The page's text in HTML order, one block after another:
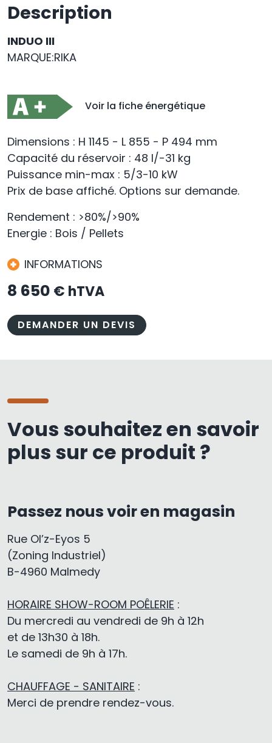
Description
INDUO III
MARQUE:RIKA
Voir la fiche énergétique
Dimensions : H 1145 - L 855 - P 494 mm
Capacité du réservoir : 48 l/-31 kg
Puissance min-max : 5/3-10 kW
Prix de base affiché. Options sur demande.
Rendement : >80%/>90%
Energie : Bois / Pellets
INFORMATIONS
8 650 € hTVA
DEMANDER UN DEVIS
Vous souhaitez en savoir
plus sur ce produit ?
Passez nous voir en magasin
Rue Ol’z-Eyos 5
(Zoning Industriel)
B-4960 Malmedy
HORAIRE SHOW-ROOM POÊLERIE :
Du mercredi au vendredi de 9h à 12h
et de 13h30 à 18h.
Le samedi de 9h à 17h.
CHAUFFAGE - SANITAIRE :
Merci de prendre rendez-vous.